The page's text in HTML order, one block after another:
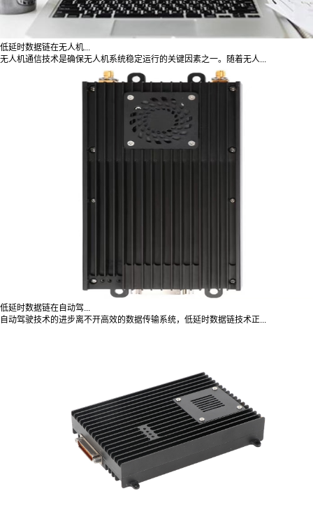
低延时数据链在无人机...
无人机通信技术是确保无人机系统稳定运行的关键因素之一。随着无人...
低延时数据链在自动驾...
自动驾驶技术的进步离不开高效的数据传输系统，低延时数据链技术正...